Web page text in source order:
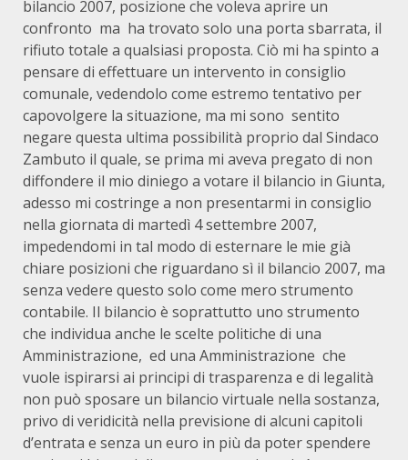
bilancio 2007, posizione che voleva aprire un
confronto ma ha trovato solo una porta sbarrata, il
rifiuto totale a qualsiasi proposta. Ciò mi ha spinto a
pensare di effettuare un intervento in consiglio
comunale, vedendolo come estremo tentativo per
capovolgere la situazione, ma mi sono sentito
negare questa ultima possibilità proprio dal Sindaco
Zambuto il quale, se prima mi aveva pregato di non
diffondere il mio diniego a votare il bilancio in Giunta,
adesso mi costringe a non presentarmi in consiglio
nella giornata di martedì 4 settembre 2007,
impedendomi in tal modo di esternare le mie già
chiare posizioni che riguardano sì il bilancio 2007, ma
senza vedere questo solo come mero strumento
contabile. Il bilancio è soprattutto uno strumento
che individua anche le scelte politiche di una
Amministrazione, ed una Amministrazione che
vuole ispirarsi ai principi di trasparenza e di legalità
non può sposare un bilancio virtuale nella sostanza,
privo di veridicità nella previsione di alcuni capitoli
d’entrata e senza un euro in più da poter spendere